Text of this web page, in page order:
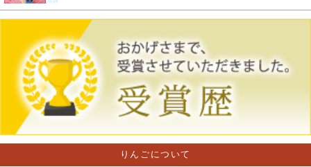
りんごについて